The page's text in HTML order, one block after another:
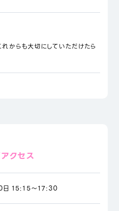
からも大切にしていただけたら
クセス
15:15～17:30